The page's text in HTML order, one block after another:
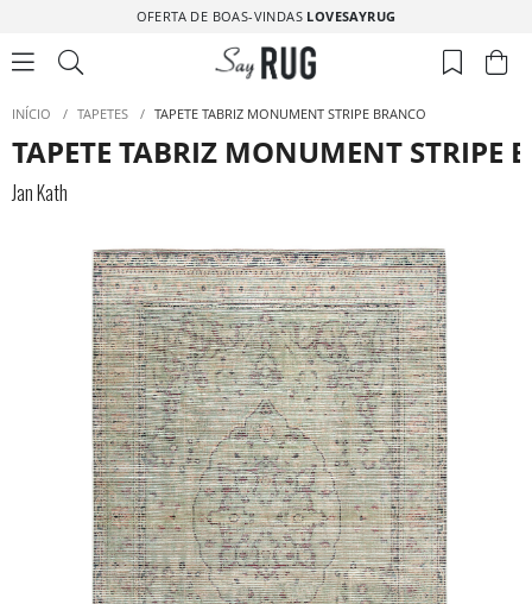
OFERTA DE BOAS-VINDAS LOVESAYRUG
INÍCIO / TAPETES / TAPETE TABRIZ MONUMENT STRIPE BRANCO
TAPETE TABRIZ MONUMENT STRIPE
Jan Kath